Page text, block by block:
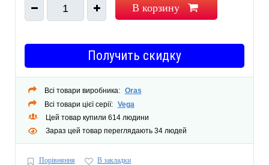
расход
Специальные возможности ECO button
1 В корзину
Получить скидку
Всі товари виробника: Oras
Всі товари цієї серії: Vega
Цей товар купили 614 людини
Зараз цей товар переглядають 34 людей
Порівняння В закладки